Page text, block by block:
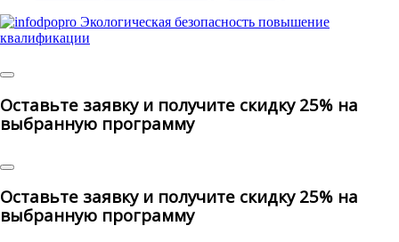
Оставьте заявку и получите скидку 25% на
выбранную программу
Оставьте заявку и получите скидку 25% на
выбранную программу